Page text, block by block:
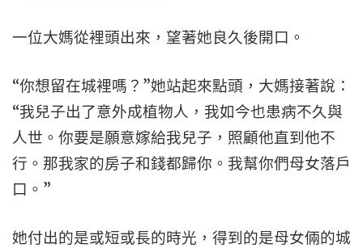
一位大媽從裡頭出來，望著她良久後開口。
“你想留在城裡嗎？”她站起來點頭，大媽接著說：
“我兒子出了意外成植物人，我如今也患病不久與
人世。你要是願意嫁給我兒子，照顧他直到他不
行。那我家的房子和錢都歸你。我幫你們母女落戶
口。”
她付出的是或短或長的時光，得到的是母女倆的城